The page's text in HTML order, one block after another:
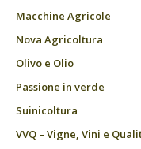
Macchine Agricole
Nova Agricoltura
Olivo e Olio
Passione in verde
Suinicoltura
VVQ – Vigne, Vini e